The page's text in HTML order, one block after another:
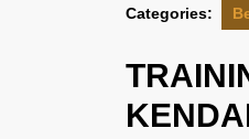
Categories: